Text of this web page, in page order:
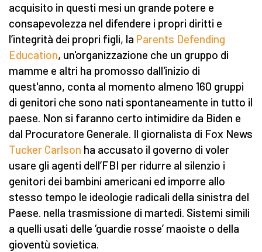
acquisito in questi mesi un grande potere e
consapevolezza nel difendere i propri diritti e
l’integrità dei propri figli, la Parents Defending
Education, un'organizzazione che un gruppo di
mamme e altri ha promosso dall'inizio di
quest'anno, conta al momento almeno 160 gruppi
di genitori che sono nati spontaneamente in tutto il
paese. Non si faranno certo intimidire da Biden e
dal Procuratore Generale. Il giornalista di Fox News
Tucker Carlson ha accusato il governo di voler
usare gli agenti dell’FBI per ridurre al silenzio i
genitori dei bambini americani ed imporre allo
stesso tempo le ideologie radicali della sinistra del
Paese. nella trasmissione di martedì. Sistemi simili
a quelli usati delle ‘guardie rosse’ maoiste o della
gioventù sovietica.